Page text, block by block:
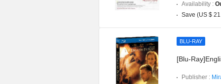
Availability :
Save (US $
BLU-RAY
[Blu-
Publisher :